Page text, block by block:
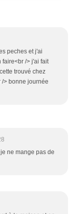
peches et j'ai
faire<br /> j'ai fait
trouvé chez
/> bonne journée
ne mange pas de